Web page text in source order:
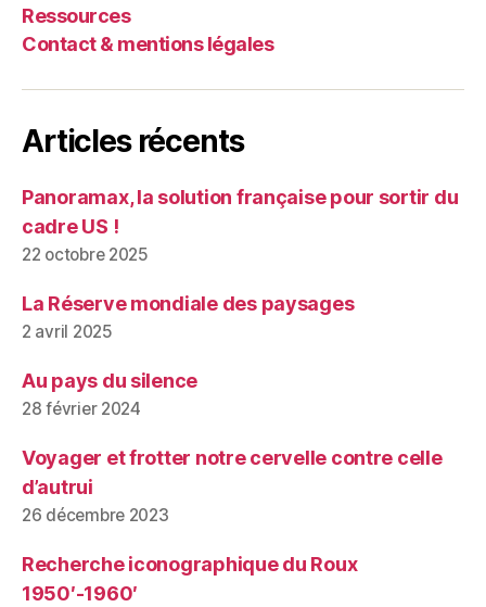
Ressources
Contact & mentions légales
Articles récents
Panoramax, la solution française pour sortir du
cadre US !
22 octobre 2025
La Réserve mondiale des paysages
2 avril 2025
Au pays du silence
28 février 2024
Voyager et frotter notre cervelle contre celle
d’autrui
26 décembre 2023
Recherche iconographique du Roux
1950′-1960′